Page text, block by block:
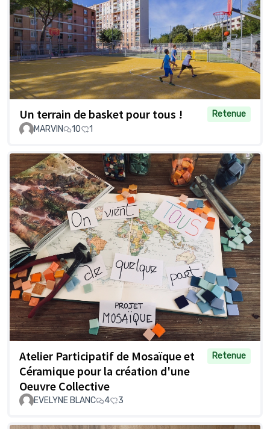
Un terrain de basket pour tous !
Retenue
MARVIN
10 1
Atelier Participatif de Mosaïque et
Céramique pour la création d'une
Oeuvre Collective
Retenue
EVELYNE BLANC 4 3